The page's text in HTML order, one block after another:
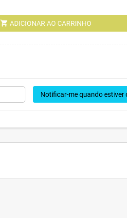
shopping_cart ADICIONAR AO CARRINHO
Notificar-me quando estiver